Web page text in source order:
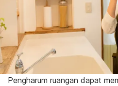
Pengharum ruangan dapat